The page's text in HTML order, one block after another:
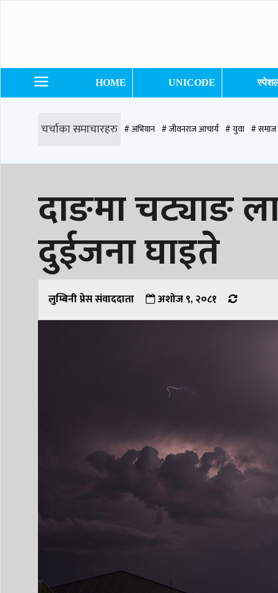
HOME UNICODE
चर्चाका समाचारहरु # अभियान # जीवनराज आचार्य # युवा # समाज
# समृद्धि एकेडेमी # काङ्ग्रेस # नेपाली कांग्रेस # बुटवल # राजधानी #
# प्रतिनिधि सभा
दाङमा चट्याङ
दुईजना घाइते
लुम्बिनी प्रेस संवाददाता अशोज ९, २०८१